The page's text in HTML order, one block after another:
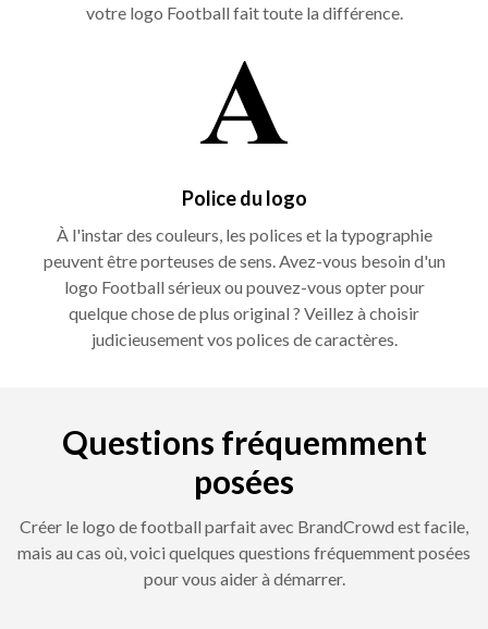
votre logo Football fait toute la différence.
Police du logo
À l'instar des couleurs, les polices et la typographie
peuvent être porteuses de sens. Avez-vous besoin d'un
logo Football sérieux ou pouvez-vous opter pour
quelque chose de plus original ? Veillez à choisir
judicieusement vos polices de caractères.
Questions fréquemment
posées
Créer le logo de football parfait avec BrandCrowd est facile,
mais au cas où, voici quelques questions fréquemment posées
pour vous aider à démarrer.